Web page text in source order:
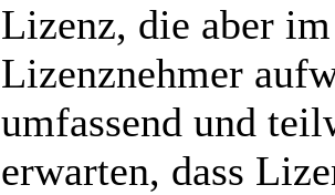
Lizenz, die aber
Lizenznehmer
umfassend und
erwarten, dass